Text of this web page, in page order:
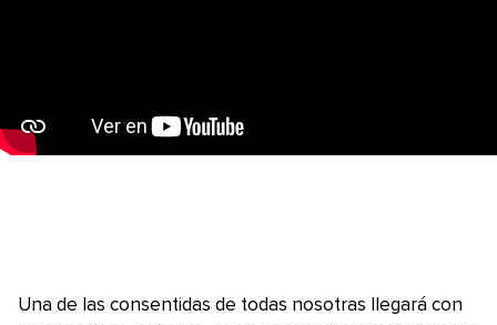
Una de las consentidas de todas nosotras llegará con